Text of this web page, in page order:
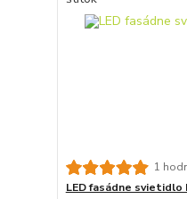
1
LED fasádne svietidlo